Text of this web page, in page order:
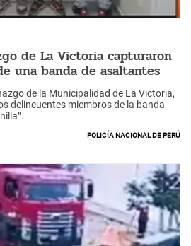
de La Victoria capturaron
una banda de asaltantes
de la Municipalidad de La Victoria,
delincuentes miembros de la banda
Policía Nacional de Perú